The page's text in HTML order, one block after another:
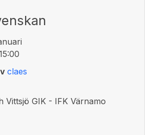
claes
Vittsjö GIK - IFK Värnamo